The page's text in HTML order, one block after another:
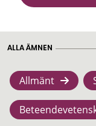
ALLA ÄMNEN
Allmänt